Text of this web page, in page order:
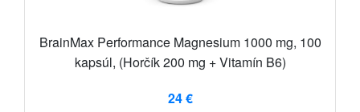
BrainMax Performance Magnesium 1000 mg, 100
kapsúl, (Horčík 200 mg + Vitamín B6)
24 €